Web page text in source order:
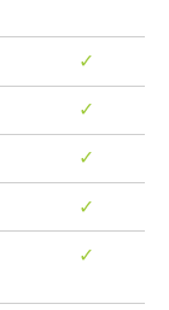
✓
✓
✓
✓
✓